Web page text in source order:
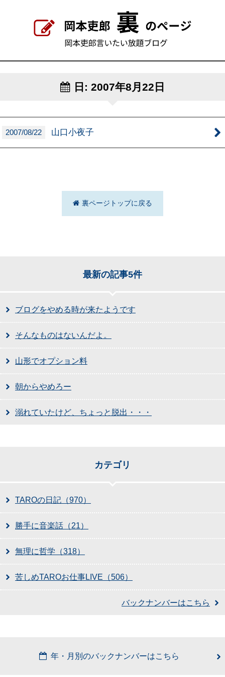
日: 2007年8月22日
2007/08/22 山口小夜子
裏ページトップに戻る
最新の記事5件
ブログをやめる時が来たようです
そんなものはないんだよ。
山形でオプション料
朝からやめろー
溺れていたけど、ちょっと脱出・・・
カテゴリ
TAROの日記（970）
勝手に音楽話（21）
無理に哲学（318）
苦しめTAROお仕事LIVE（506）
バックナンバーはこちら
年・月別のバックナンバーはこちら